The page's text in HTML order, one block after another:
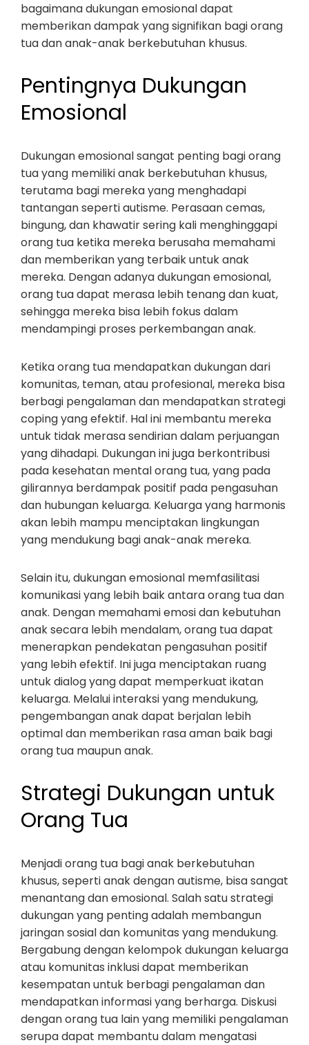
bagaimana dukungan emosional dapat
memberikan dampak yang signifikan bagi orang
tua dan anak-anak berkebutuhan khusus.
Pentingnya Dukungan
Emosional
Dukungan emosional sangat penting bagi orang
tua yang memiliki anak berkebutuhan khusus,
terutama bagi mereka yang menghadapi
tantangan seperti autisme. Perasaan cemas,
bingung, dan khawatir sering kali menghinggapi
orang tua ketika mereka berusaha memahami
dan memberikan yang terbaik untuk anak
mereka. Dengan adanya dukungan emosional,
orang tua dapat merasa lebih tenang dan kuat,
sehingga mereka bisa lebih fokus dalam
mendampingi proses perkembangan anak.
Ketika orang tua mendapatkan dukungan dari
komunitas, teman, atau profesional, mereka bisa
berbagi pengalaman dan mendapatkan strategi
coping yang efektif. Hal ini membantu mereka
untuk tidak merasa sendirian dalam perjuangan
yang dihadapi. Dukungan ini juga berkontribusi
pada kesehatan mental orang tua, yang pada
gilirannya berdampak positif pada pengasuhan
dan hubungan keluarga. Keluarga yang harmonis
akan lebih mampu menciptakan lingkungan
yang mendukung bagi anak-anak mereka.
Selain itu, dukungan emosional memfasilitasi
komunikasi yang lebih baik antara orang tua dan
anak. Dengan memahami emosi dan kebutuhan
anak secara lebih mendalam, orang tua dapat
menerapkan pendekatan pengasuhan positif
yang lebih efektif. Ini juga menciptakan ruang
untuk dialog yang dapat memperkuat ikatan
keluarga. Melalui interaksi yang mendukung,
pengembangan anak dapat berjalan lebih
optimal dan memberikan rasa aman baik bagi
orang tua maupun anak.
Strategi Dukungan untuk
Orang Tua
Menjadi orang tua bagi anak berkebutuhan
khusus, seperti anak dengan autisme, bisa sangat
menantang dan emosional. Salah satu strategi
dukungan yang penting adalah membangun
jaringan sosial dan komunitas yang mendukung.
Bergabung dengan kelompok dukungan keluarga
atau komunitas inklusi dapat memberikan
kesempatan untuk berbagi pengalaman dan
mendapatkan informasi yang berharga. Diskusi
dengan orang tua lain yang memiliki pengalaman
serupa dapat membantu dalam mengatasi